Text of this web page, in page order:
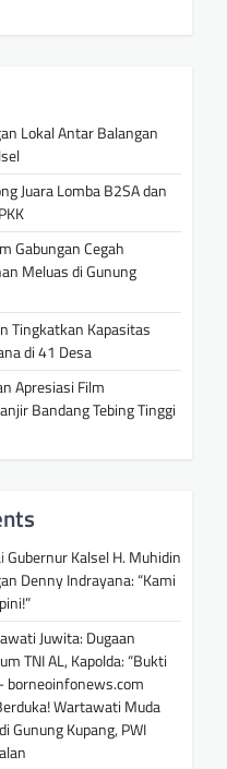
Lokal Antar Balangan
Juara Lomba B2SA dan
Gabungan Cegah
Meluas di Gunung
Tingkatkan Kapasitas
di 41 Desa
Apresiasi Film
Bandang Tebing Tinggi
Gubernur Kalsel H. Muhidin
Denny Indrayana: “Kami
Juwita: Dugaan
TNI AL, Kapolda: “Bukti
borneoinfonews.com
Wartawati Muda
Gunung Kupang, PWI